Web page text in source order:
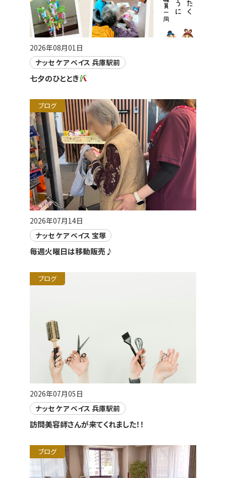
2026年08月01日
ナッセ ケア ベイス 兵庫駅前
七夕のひととき
ブログ
2026年07月14日
ナッセ ケア ベイス 宝塚
毎週火曜日は移動販売♪
ブログ
2026年07月05日
ナッセ ケア ベイス 兵庫駅前
訪問美容師さんが来てくれました！！
ブログ